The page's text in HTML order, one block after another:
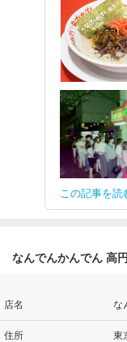
この記事を読
なんでんかんでん 高
店名 な
住所 東